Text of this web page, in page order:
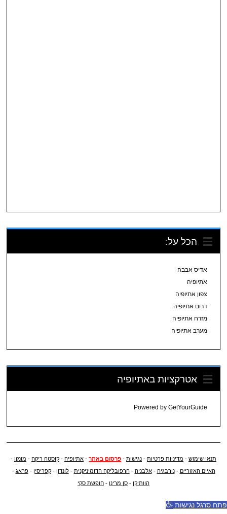
הכל על:
אדיס אבבה
אתיופיה
צפון אתיופיה
דרום אתיופיה
מזרח אתיופיה
מערב אתיופיה
אטרקציות באתיופיה
Powered by GetYourGuide
תנאי שימוש - מדיניות פרטיות - נגישות - פרסום באתר - אתיופיה - קוסטה ריקה - מונקו -
האיים האזוריים -נורבגיה -אלבניה -הרפובליקה הדומיניקנית -לונדון -קפריסין -פראג -
הוותיקן - סן מרינו - חופשת סקי
פתח סרגל נגישות